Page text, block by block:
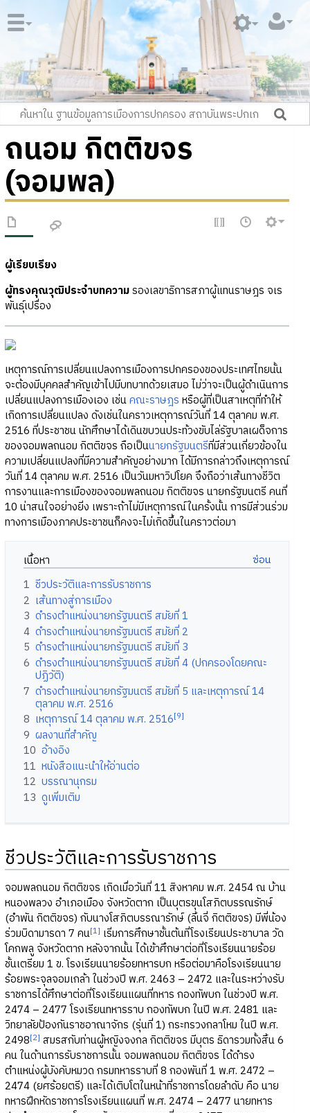
ถนอม กิตติขจร
(จอมพล)
ผู้เรียบเรียง
ผู้ทรงคุณวุฒิประจำบทความรองเลขาธิการสภาผู้แทนราษฎร จเร
พันธุ์เปรื่อง
เหตุการณ์การเปลี่ยนแปลงการเมืองการปกครองของประเทศไทยนั้น
จะต้องมีบุคคลสำคัญเข้าไปมีบทบาทด้วยเสมอ ไม่ว่าจะเป็นผู้ดำเนินการ
เปลี่ยนแปลงการเมืองเอง เช่นคณะราษฎร หรือผู้ที่เป็นสาเหตุที่ทำให้
เกิดการเปลี่ยนแปลง ดังเช่นในคราวเหตุการณ์วันที่ 14 ตุลาคม พ.ศ.
2516 ที่ประชาชน นักศึกษาได้เดินขบวนประท้วงขับไล่รัฐบาลเผด็จการ
ของจอมพลถนอม กิตติขจร ถือเป็นนายกรัฐมนตรีที่มีส่วนเกี่ยวข้องใน
ความเปลี่ยนแปลงที่มีความสำคัญอย่างมาก ได้มีการกล่าวถึงเหตุการณ์
วันที่ 14 ตุลาคม พ.ศ. 2516 เป็นวันมหาวิปโยค จึงถือว่าเส้นทางชีวิต
การงานและการเมืองของจอมพลถนอม กิตติขจร นายกรัฐมนตรี คนที่
10 น่าสนใจอย่างยิ่ง เพราะถ้าไม่มีเหตุการณ์ในครั้งนั้น การมีส่วนร่วม
ทางการเมืองภาคประชาชนก็คงจะไม่เกิดขึ้นในคราวต่อมา
เนื้อหา
1 ชีวประวัติและการรับราชการ
2 เส้นทางสู่การเมือง
3 ดำรงตำแหน่งนายกรัฐมนตรี สมัยที่ 1
4 ดำรงตำแหน่งนายกรัฐมนตรี สมัยที่ 2
5 ดำรงตำแหน่งนายกรัฐมนตรี สมัยที่ 3
6 ดำรงตำแหน่งนายกรัฐมนตรี สมัยที่ 4 (ปกครองโดยคณะ
ปฏิวัติ)
7 ดำรงตำแหน่งนายกรัฐมนตรี สมัยที่ 5 และเหตุการณ์ 14
ตุลาคม พ.ศ. 2516
8 เหตุการณ์ 14 ตุลาคม พ.ศ. 2516[9]
9 ผลงานที่สำคัญ
10 อ้างอิง
11 หนังสือแนะนำให้อ่านต่อ
12 บรรณานุกรม
13 ดูเพิ่มเติม
ชีวประวัติและการรับราชการ
จอมพลถนอม กิตติขจร เกิดเมื่อวันที่ 11 สิงหาคม พ.ศ. 2454 ณ บ้าน
หนองพลวง อำเภอเมือง จังหวัดตาก เป็นบุตรขุนโสภิตบรรณรักษ์
(อำพัน กิตติขจร) กับนางโสภิตบรรณารักษ์ (ลิ้นจี่ กิตติขจร) มีพี่น้อง
ร่วมบิดามารดา 7 คน[1] เริ่มการศึกษาชั้นต้นที่โรงเรียนประชาบาล วัด
โคกพลู จังหวัดตาก หลังจากนั้น ได้เข้าศึกษาต่อที่โรงเรียนนายร้อย
ชั้นเตรียม 1 ข. โรงเรียนนายร้อยทหารบก หรือต่อมาคือโรงเรียนนาย
ร้อยพระจุลจอมเกล้า ในช่วงปี พ.ศ. 2463 – 2472 และในระหว่างรับ
ราชการได้ศึกษาต่อที่โรงเรียนแผนที่ทหาร กองทัพบก ในช่วงปี พ.ศ.
2474 – 2477 โรงเรียนทหารราบ กองทัพบก ในปี พ.ศ. 2481 และ
วิทยาลัยป้องกันราชอาณาจักร (รุ่นที่ 1) กระทรวงกลาโหม ในปี พ.ศ.
2498[2] สมรสกับท่านผู้หญิงจงกล กิตติขจร มีบุตร ธิดารวมทั้งสิ้น 6
คน ในด้านการรับราชการนั้น จอมพลถนอม กิตติขจร ได้ดำรง
ตำแหน่งผู้บังคับหมวด กรมทหารราบที่ 8 กองพันที่ 1 พ.ศ. 2472 –
2474 (ยศร้อยตรี) และได้เติบโตในหน้าที่ราชการโดยลำดับ คือ นาย
ทหารฝึกหัดราชการโรงเรียนแผนที่ พ.ศ. 2474 – 2477 นายทหาร